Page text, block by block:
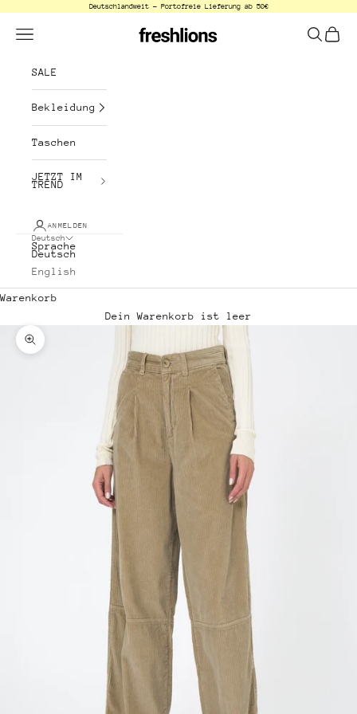
Zum Inhalt springenDeutschlandweit - Portofreie Lieferung ab 50€
freshlions
Menü Suchen
SALE
Bekleidung
Taschen
JETZT IM
TREND
ANMELDEN
Deutsch
Sprache
Deutsch
English
Warenkorb
Dein Warenkorb ist leer
Bild vergrößern